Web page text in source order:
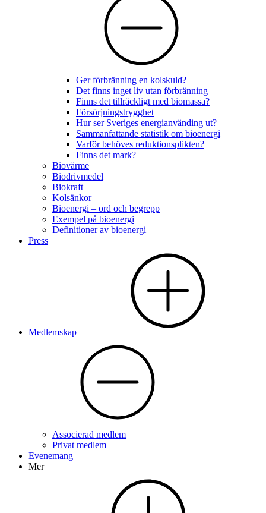
Ger förbränning en kolskuld?
Det finns inget liv utan förbränning
Finns det tillräckligt med biomassa?
Försörjningstrygghet
Hur ser Sveriges energianvänding ut?
Sammanfattande statistik om bioenergi
Varför behöves reduktionsplikten?
Finns det mark?
Biovärme
Biodrivmedel
Biokraft
Kolsänkor
Bioenergi – ord och begrepp
Exempel på bioenergi
Definitioner av bioenergi
Press
Medlemskap
Associerad medlem
Privat medlem
Evenemang
Mer